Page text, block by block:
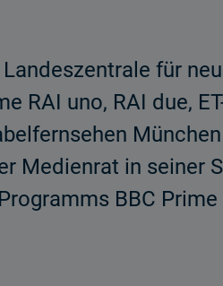
für
RAI uno, RAI due,
Medienrat in seiner
BBC